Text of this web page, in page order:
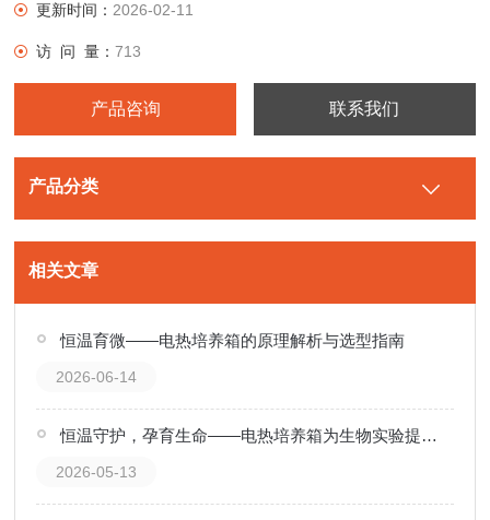
更新时间： 2026-02-11
访 问 量：713
产品咨询 联系我们
产品分类
相关文章
恒温育微——电热培养箱的原理解析与选型指南
2026-06-14
恒温守护，孕育生命——电热培养箱为生物实验提供稳定环境
2026-05-13